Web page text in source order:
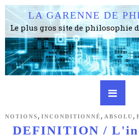
LA GARENNE DE
NOTIONS , INCONDITIONNÉ , ABSOLU ,
DEFINITION /